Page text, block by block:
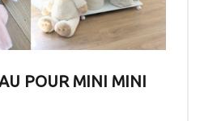
POUR MINI MINI